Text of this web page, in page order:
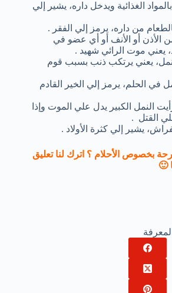
الغذائية ويدخل داره، يشير إلي
من داره، يرمز إلي الفقر .
الأذن أو الأنف أو أي عضو في
يعني موت الرائي شهيد .
يعني يرتكب ذنب بسبب قوم
في الحلم، يرمز إلي الخير القادم
النمل الكبير يدل علي الموت وإذا
القتل .
يشير إلي كثرة الأولاد .
بخصوص الأحلام ؟ اترك لنا تعليق
🙂